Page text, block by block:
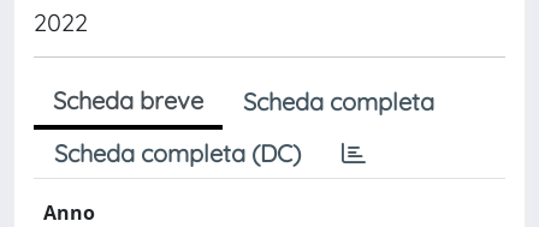
2022
Scheda breve
Scheda completa
Scheda completa (DC)
Anno